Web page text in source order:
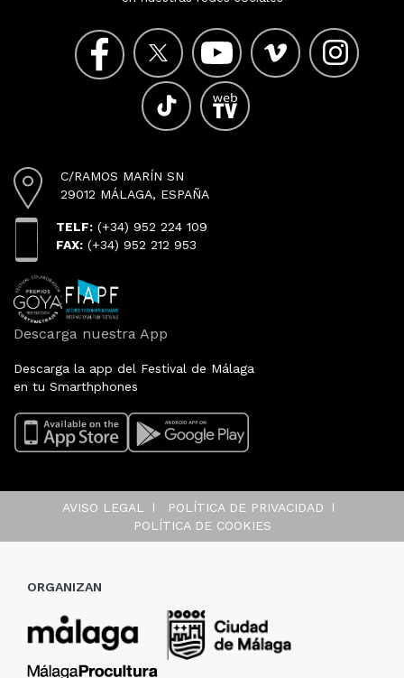
C/RAMOS MARÍN SN
29012 MÁLAGA, ESPAÑA
TELF: (+34) 952 224 109
FAX: (+34) 952 212 953
Descarga nuestra App
Descarga la app del Festival de Málaga
en tu Smarthphones
AVISO LEGAL
POLÍTICA DE PRIVACIDAD
POLÍTICA DE COOKIES
ORGANIZAN